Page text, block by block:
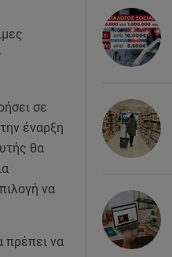
σε
έναρξη
θα
να
πρέπει να